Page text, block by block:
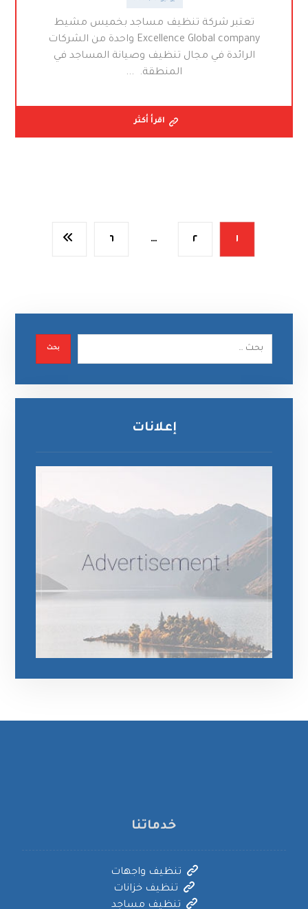
تعتبر شركة تنظيف مساجد بخميس مشيط
Excellence Global company واحدة من الشركات
الرائدة في مجال تنظيف وصيانة المساجد في
المنطقة. ...
اقرأ أكثر
١ ٢ … ٦
بحث
إعلانات
خدماتنا
تنظيف واجهات
تنظيف خزانات
تنظيف مساجد